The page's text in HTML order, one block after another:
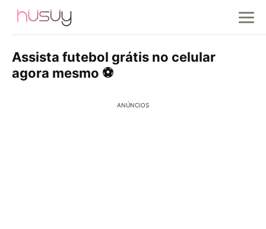
Assista futebol grátis no celular
agora mesmo ⚽
ANÚNCIOS